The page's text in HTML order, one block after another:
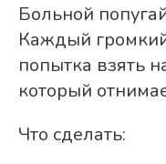
Больной
Каждый
попытка взять
который
Что сделать: